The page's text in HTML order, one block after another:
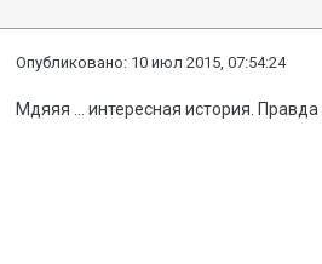
Опубликовано: 10 июл 2015, 07:54:24
Мдяяя ... интересная история.